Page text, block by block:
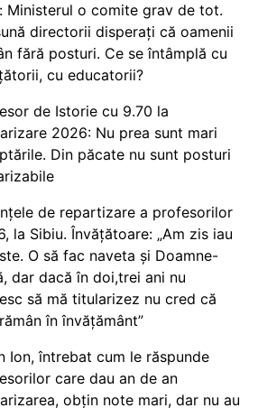
Ministerul o comite grav de tot.
directorii disperați că oamenii
fără posturi. Ce se întâmplă cu
cu educatorii?
de Istorie cu 9.70 la
2026: Nu prea sunt mari
Din păcate nu sunt posturi
de repartizare a profesorilor
la Sibiu. Învățătoare: „Am zis iau
O să fac naveta și Doamne-
dar dacă în doi,trei ani nu
să mă titularizez nu cred că
în învățământ”
Ion, întrebat cum le răspunde
care dau an de an
obțin note mari, dar nu au